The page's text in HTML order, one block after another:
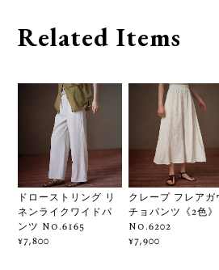
Related Items
ドローストリング リ
ネンライクワイドパ
ンツ No.6165
¥7,800
クレープ フレアガ
チョパンツ《2色》
No.6202
¥7,900